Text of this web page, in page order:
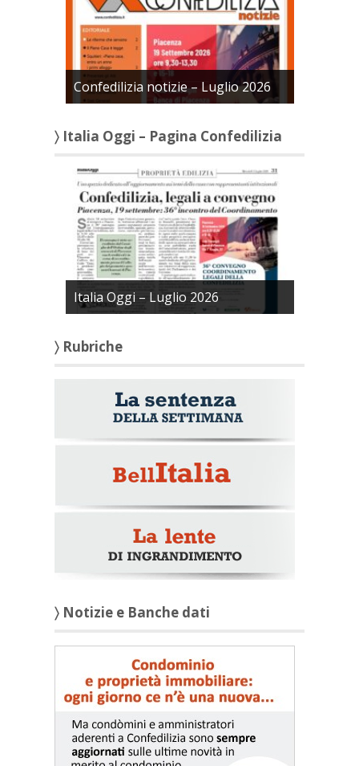
Confedilizia notizie – Luglio 2026
〉 Italia Oggi – Pagina Confedilizia
Italia Oggi – Luglio 2026
〉 Rubriche
〉 Notizie e Banche dati